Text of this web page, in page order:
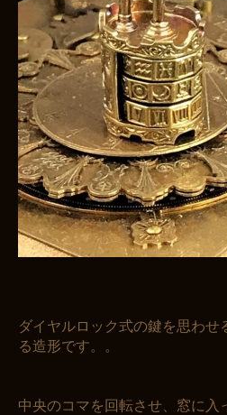
ダイヤルロック式の鍵を思わ
る造形です。。
中央のコマを回転させ、窓に入